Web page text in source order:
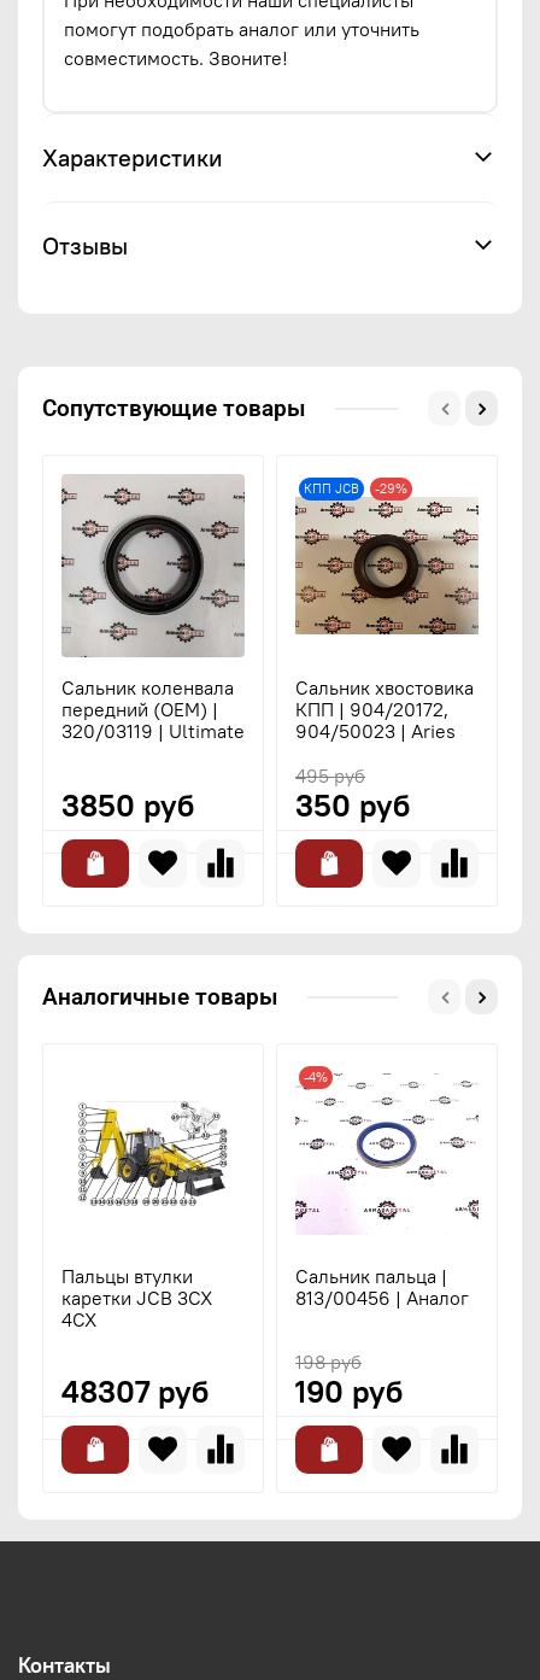
помогут подобрать аналог или уточнить
совместимость. Звоните!
Характеристики
Отзывы
Сопутствующие товары
Сальник коленвала
передний (OEM) |
320/03119 | Ultimate
3850 руб
КПП JCB -29%
Сальник хвостовика
КПП | 904/20172,
904/50023 | Aries
495 руб
350 руб
Аналогичные товары
Пальцы втулки
каретки JCB 3CX
4CX
48307 руб
-4%
Сальник пальца |
813/00456 | Аналог
198 руб
190 руб
Контакты